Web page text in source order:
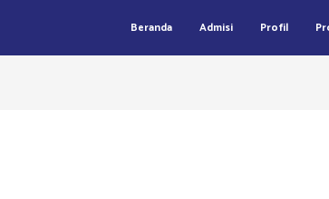
Beranda Admisi Profil